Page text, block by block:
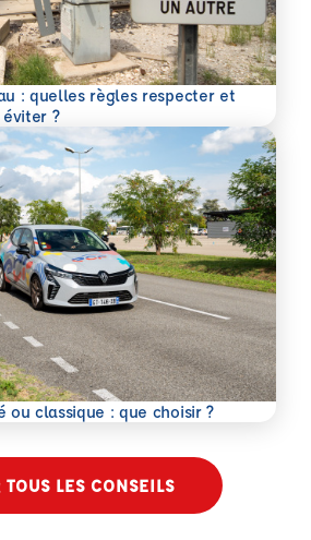
: quelles règles respecter et
?
ou classique : que choisir ?
LES CONSEILS